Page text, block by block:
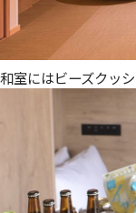
和室にはビーズクッ